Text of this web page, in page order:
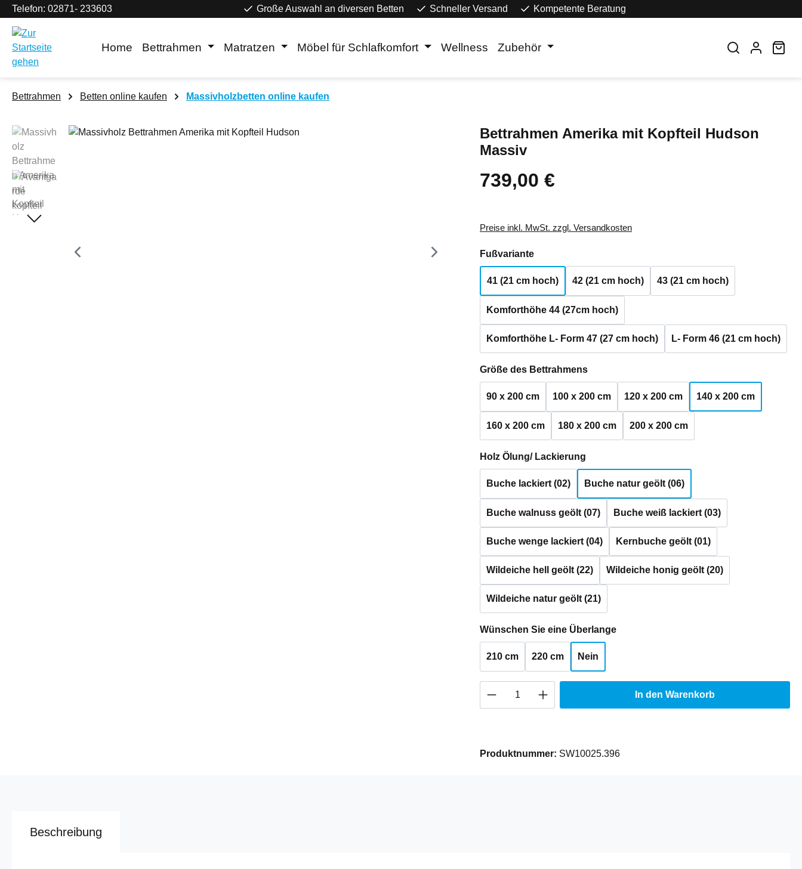
Hauptinhalt springen
Zur Suche springen
Zur Hauptnavigation springen
Telefon: 02871- 233603 Große Auswahl an diversen Betten Schneller Versand Kompetente Beratung
Home Bettrahmen Matratzen Möbel für Schlafkomfort Wellness Zubehör
Bettrahmen Betten online kaufen Massivholzbetten online kaufen
Bildergalerie überspringen
Bettrahmen Amerika mit Kopfteil Hudson
Massiv
Regulärer Preis:
739,00 €
Preise inkl. MwSt. zzgl. Versandkosten
Fußvarianteauswählen
41 (21 cm hoch) 42 (21 cm hoch) 43 (21 cm hoch)
Komforthöhe 44 (27cm hoch)
Komforthöhe L- Form 47 (27 cm hoch) L- Form 46 (21 cm hoch)
Größe des Bettrahmensauswählen
90 x 200 cm 100 x 200 cm 120 x 200 cm 140 x 200 cm
160 x 200 cm 180 x 200 cm 200 x 200 cm
Holz Ölung/ Lackierung
Buche lackiert (02) Buche natur geölt (06)
Buche walnuss geölt (07) Buche weiß lackiert (03)
Buche wenge lackiert (04) Kernbuche geölt (01)
Wildeiche hell geölt (22) Wildeiche honig geölt (20)
Wildeiche natur geölt (21)
Wünschen Sie eine Überlangeauswählen
210 cm 220 cm Nein
Produkt Anzahl: Gib den gewünschten Wert ein
In den Warenkorb
Produktnummer: SW10025.396
Beschreibung